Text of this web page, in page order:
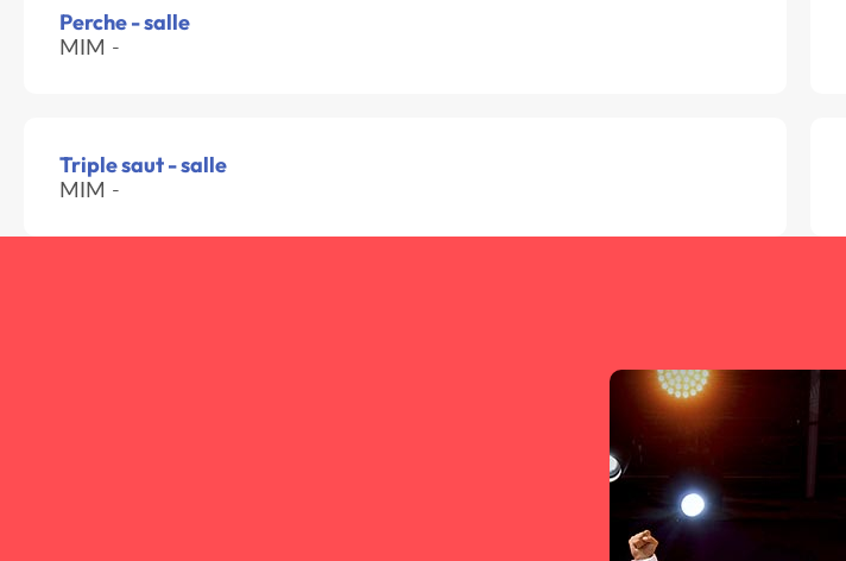
Perche - salle
MIM -
Triple saut - salle
MIM -